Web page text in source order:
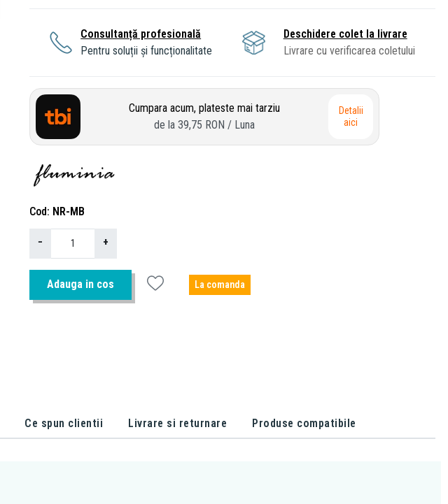
Consultanță profesională
Pentru soluții și funcționalitate
Deschidere colet la livrare
Livrare cu verificarea coletului
Cumpara acum, plateste mai tarziu
de la 39,75 RON / Luna
Detalii
aici
Cod NR-MB
− +
Adauga in cos La comanda
Ce spun clientii Livrare si returnare Produse compatibile